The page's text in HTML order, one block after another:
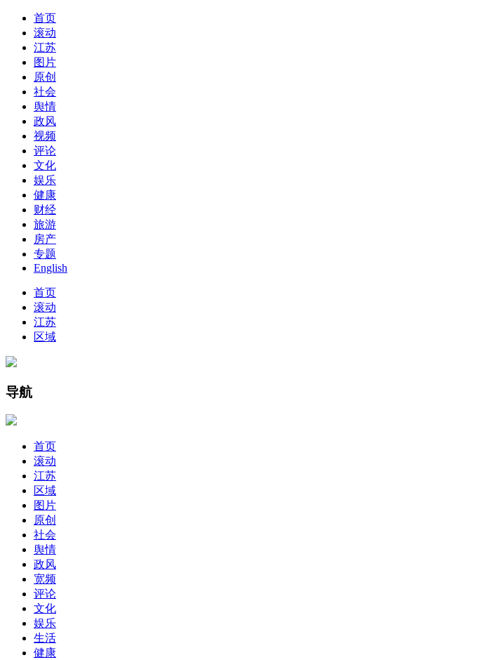
首页
滚动
江苏
图片
原创
社会
舆情
政风
视频
评论
文化
娱乐
健康
财经
旅游
房产
专题
English
首页
滚动
江苏
区域
导航
首页
滚动
江苏
区域
图片
原创
社会
舆情
政风
宽频
评论
文化
娱乐
生活
健康